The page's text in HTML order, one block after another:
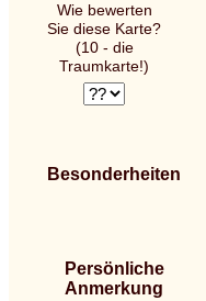
Wie bewerten
Sie diese Karte?
(10 - die
Traumkarte!)
Besonderheiten
Persönliche
Anmerkung